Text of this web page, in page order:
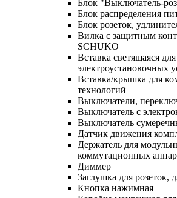
Блок "Выключатель-
Блок распределения
Блок розеток,
Вилка с защитным
SCHUKO
Вставка светящаяся для
электроустановочных
Вставка/крышка для
технологий
Выключатели,
Выключатель с
Выключатель
Датчик движения
Держатель для
коммутационных
Диммер
Заглушка для розеток,
Кнопка нажимная